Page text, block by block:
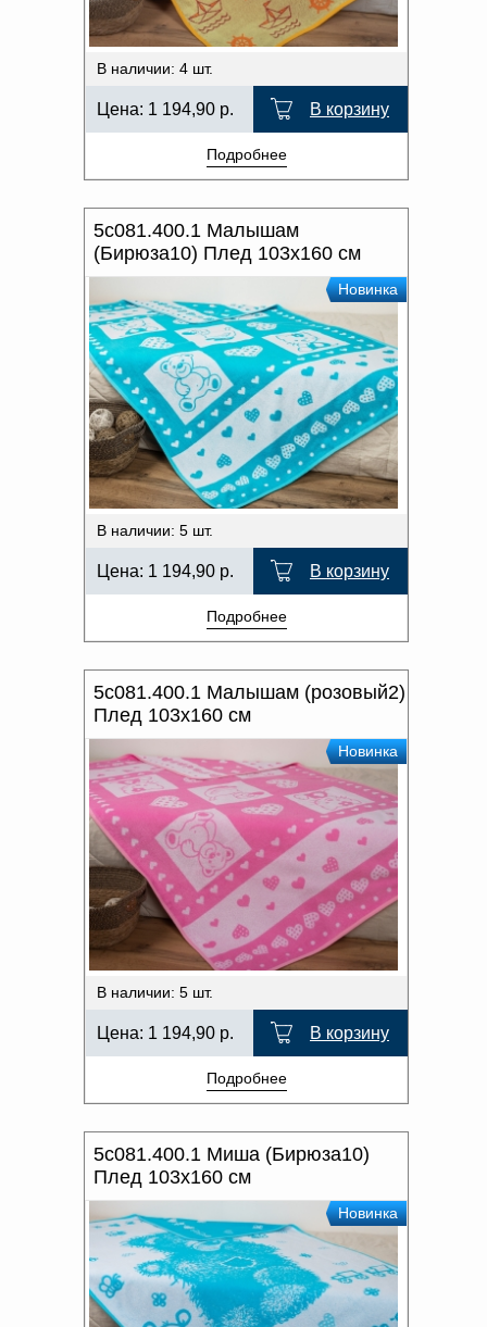
В наличии: 4 шт.
Цена: 1 194,90 р. В корзину
Подробнее
5с081.400.1 Малышам
(Бирюза10) Плед 103х160 см
Новинка
В наличии: 5 шт.
Цена: 1 194,90 р. В корзину
Подробнее
5с081.400.1 Малышам (розовый2)
Плед 103х160 см
Новинка
В наличии: 5 шт.
Цена: 1 194,90 р. В корзину
Подробнее
5с081.400.1 Миша (Бирюза10)
Плед 103х160 см
Новинка